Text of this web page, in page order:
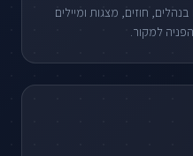
חוזים, מצגות ומיילים
למקור.